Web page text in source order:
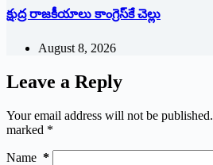
క్షుద్ర రాజకీయాలు కాంగ్రెస్‌కే చెల్లు
August 8, 2026
Leave a Reply
Your email address will not be published.
marked *
Name *